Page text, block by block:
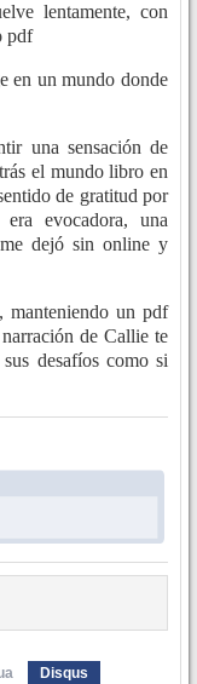
lentamente, con
pdf
en un mundo donde
una sensación de
el mundo libro en
de gratitud por
evocadora, una
me dejó sin online y
manteniendo un pdf
de Callie te
desafíos como si
Disqus